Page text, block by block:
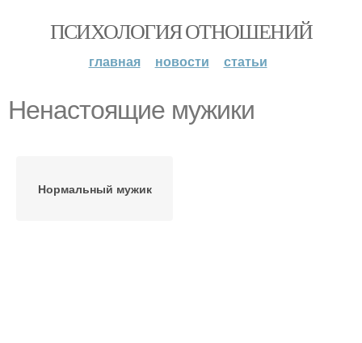
ПСИХОЛОГИЯ ОТНОШЕНИЙ
главная новости статьи
Ненастоящие мужики
Нормальный мужик